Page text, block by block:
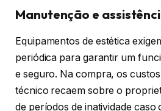
Manutenção e
Equipamentos de estética
periódica para garantir um
e seguro. Na compra, os
técnico recaem sobre o
de períodos de inatividade